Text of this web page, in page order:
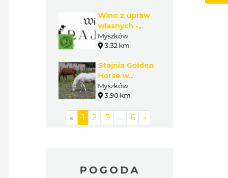
Wino z upraw
własnych -
Winnica Rajska
Myszków
3.32 km
Stajnia Golden
Horse w
Myszkowie
Myszków
3.90 km
« 1 2 3 … 6 »
POGODA